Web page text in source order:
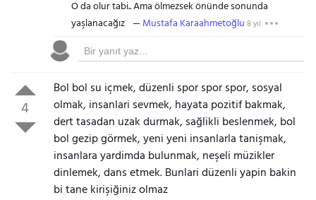
O da olur tabi.. Ama ölmezsek önünde sonunda
yaşlanacağız
Mustafa Karaahmetoğlu 8 yıl
4
Bol bol su içmek, düzenli spor spor spor, sosyal
olmak, insanlari sevmek, hayata pozitif bakmak,
dert tasadan uzak durmak, sağlikli beslenmek, bol
bol gezip görmek, yeni yeni insanlarla tanişmak,
insanlara yardimda bulunmak, neşeli müzikler
dinlemek, dans etmek. Bunlari düzenli yapin bakin
bi tane kirişiğiniz olmaz